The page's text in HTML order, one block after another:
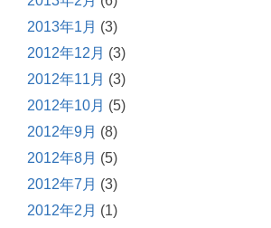
2013年1月 (3)
2012年12月 (3)
2012年11月 (3)
2012年10月 (5)
2012年9月 (8)
2012年8月 (5)
2012年7月 (3)
2012年2月 (1)